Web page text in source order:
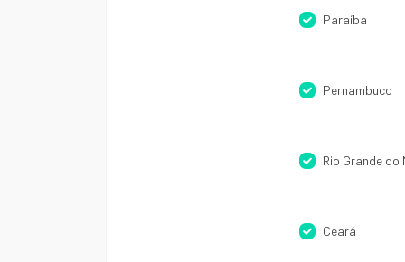
Paraíba
Pernambuco
Rio Grande do
Ceará